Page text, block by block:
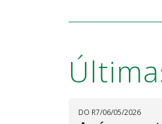
DO R7/06/05/2026